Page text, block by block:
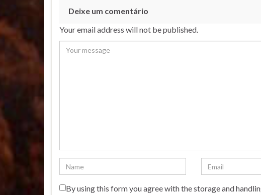
Deixe um comentário
Your email address will not be published.
By using this form you agree with the storage and